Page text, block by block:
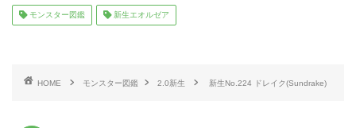
モンスター図鑑 新生エオルゼア
HOME モンスター図鑑 2.0新生 新生No.224 ドレイク(Sundrake)